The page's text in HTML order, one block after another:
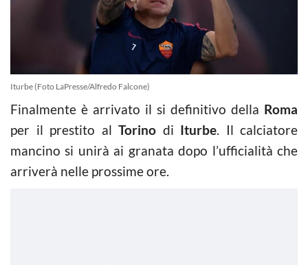
Iturbe (Foto LaPresse/Alfredo Falcone)
Finalmente è arrivato il si definitivo della Roma
per il prestito al Torino di Iturbe. Il calciatore
mancino si unirà ai granata dopo l’ufficialità che
arriverà nelle prossime ore.